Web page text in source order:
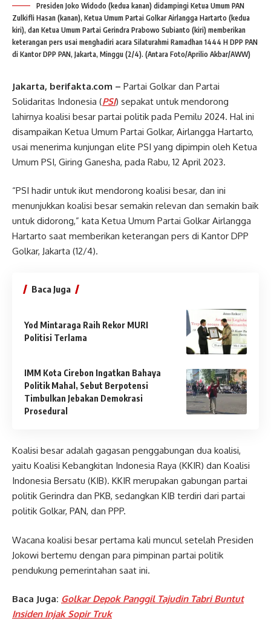
Presiden Joko Widodo (kedua kanan) didampingi Ketua Umum PAN
Zulkifli Hasan (kanan), Ketua Umum Partai Golkar Airlangga Hartarto (kedua
kiri), dan Ketua Umum Partai Gerindra Prabowo Subianto (kiri) memberikan
keterangan pers usai menghadiri acara Silaturahmi Ramadhan 1444 H DPP PAN
di Kantor DPP PAN, Jakarta, Minggu (2/4). (Antara Foto/Aprilio Akbar/AWW)
Jakarta, berifakta.com – Partai Golkar dan Partai
Solidaritas Indonesia (PSI) sepakat untuk mendorong
lahirnya koalisi besar partai politik pada Pemilu 2024. Hal ini
disampaikan Ketua Umum Partai Golkar, Airlangga Hartarto,
usai menerima kunjungan elite PSI yang dipimpin oleh Ketua
Umum PSI, Giring Ganesha, pada Rabu, 12 April 2023.
“PSI hadir untuk ikut mendorong koalisi besar, dan ini
menunjukkan koalisi besar semakin relevan dan semakin baik
untuk didorong,” kata Ketua Umum Partai Golkar Airlangga
Hartarto saat memberikan keterangan pers di Kantor DPP
Golkar, Jakarta (12/4).
Baca Juga
Yod Mintaraga Raih Rekor MURI
Politisi Terlama
IMM Kota Cirebon Ingatkan Bahaya
Politik Mahal, Sebut Berpotensi
Timbulkan Jebakan Demokrasi
Prosedural
Koalisi besar adalah gagasan penggabungan dua koalisi,
yaitu Koalisi Kebangkitan Indonesia Raya (KKIR) dan Koalisi
Indonesia Bersatu (KIB). KKIR merupakan gabungan partai
politik Gerindra dan PKB, sedangkan KIB terdiri dari partai
politik Golkar, PAN, dan PPP.
Wacana koalisi besar pertama kali muncul setelah Presiden
Jokowi bertemu dengan para pimpinan partai politik
pendukung pemerintahan saat ini.
Baca Juga: Golkar Depok Panggil Tajudin Tabri Buntut
Insiden Injak Sopir Truk